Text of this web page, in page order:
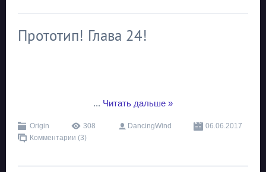
Прототип! Глава 24!
... Читать дальше »
Origin 308 DancingWind
06.06.2017
Комментарии (3)